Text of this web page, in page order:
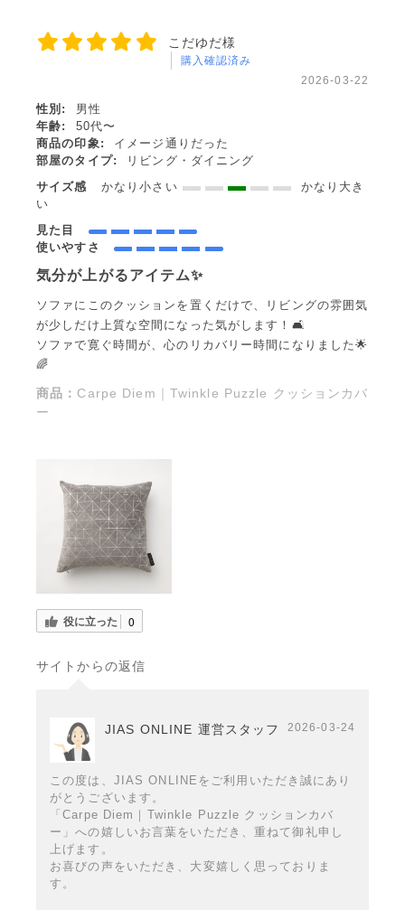
こだゆだ様
購入確認済み
2026-03-22
性別:
男性
年齢:
50代〜
商品の印象:
イメージ通りだった
部屋のタイプ:
リビング・ダイニング
サイズ感
かなり小さい
かなり大き
い
見た目
使いやすさ
気分が上がるアイテム✨️
ソファにこのクッションを置くだけで、リビングの雰囲気
が少しだけ上質な空間になった気がします！🛋️
ソファで寛ぐ時間が、心のリカバリー時間になりました🌟
🌈
商品： Carpe Diem｜Twinkle Puzzle クッションカバ
ー
役に立った 0
サイトからの返信
JIAS ONLINE 運営スタッフ 2026-03-24
この度は、JIAS ONLINEをご利用いただき誠にあり
がとうございます。
「Carpe Diem｜Twinkle Puzzle クッションカバ
ー」への嬉しいお言葉をいただき、重ねて御礼申し
上げます。
お喜びの声をいただき、大変嬉しく思っておりま
す。